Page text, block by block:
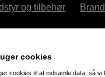
og tilbehør
cookies
cookies til at indsamle data, så